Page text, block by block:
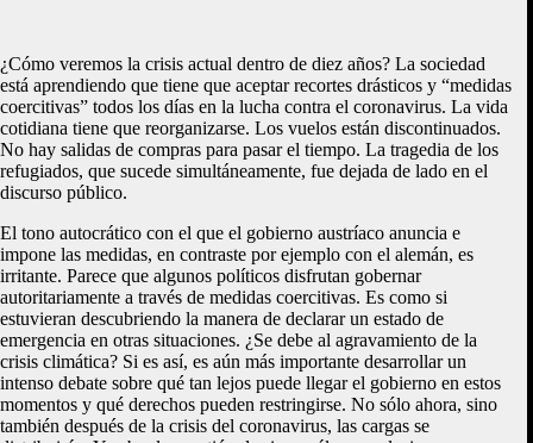
¿Cómo veremos la crisis actual dentro de diez años? La sociedad
está aprendiendo que tiene que aceptar recortes drásticos y “medidas
coercitivas” todos los días en la lucha contra el coronavirus. La vida
cotidiana tiene que reorganizarse. Los vuelos están discontinuados.
No hay salidas de compras para pasar el tiempo. La tragedia de los
refugiados, que sucede simultáneamente, fue dejada de lado en el
discurso público.
El tono autocrático con el que el gobierno austríaco anuncia e
impone las medidas, en contraste por ejemplo con el alemán, es
irritante. Parece que algunos políticos disfrutan gobernar
autoritariamente a través de medidas coercitivas. Es como si
estuvieran descubriendo la manera de declarar un estado de
emergencia en otras situaciones. ¿Se debe al agravamiento de la
crisis climática? Si es así, es aún más importante desarrollar un
intenso debate sobre qué tan lejos puede llegar el gobierno en estos
momentos y qué derechos pueden restringirse. No sólo ahora, sino
también después de la crisis del coronavirus, las cargas se